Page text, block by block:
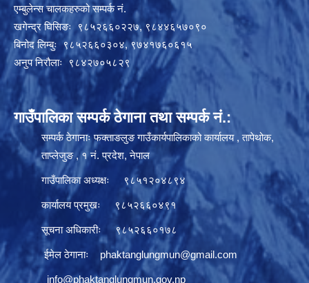
एम्बुलेन्स चालकहरुको सम्पर्क नं.
खगेन्द्र घिसिङः ९८५२६६०२२७, ९८४४६५७०९०
बिनोद लिम्बुः ९८५२६६०३०४, ९७४१७६०६१५
अनुप निरौलाः ९८४२७०५८२९
गाउँपालिका सम्पर्क ठेगाना तथा सम्पर्क नं.:
सम्पर्क ठेगानाः फक्ताङलुङ गाउँकार्यपालिकाको कार्यालय , तापेथोक,
ताप्लेजुङ , १ नं. प्रदेश, नेपाल
गाउँपालिका अध्यक्षः ९८५१२०४८९४
कार्यालय प्रमुखः ९८५२६६०४९१
सूचना अधिकारीः ९८५२६६०१७८
ईमेल ठेगानाः phaktanglungmun@gmail.com
info@phaktanglungmun.gov.np